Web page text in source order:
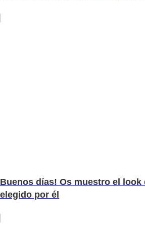
Buenos días! Os muestro el look
elegido por él